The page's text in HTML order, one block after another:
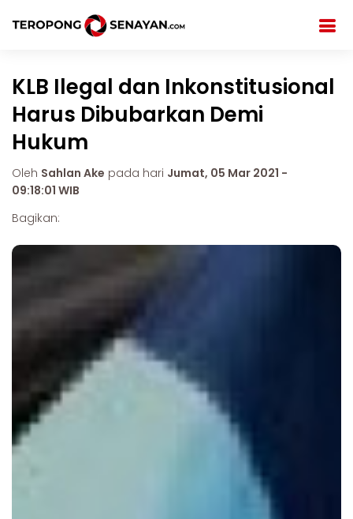
KLB Ilegal dan Inkonstitusional
Harus Dibubarkan Demi
Hukum
Oleh Sahlan Ake pada hari Jumat, 05 Mar 2021 -
09:18:01 WIB
Bagikan: